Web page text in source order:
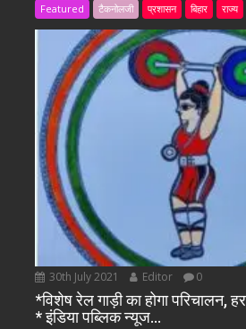
Featured टैकनोलजी प्रशासन बिहार राज्य
30th July 2021 Editor 0
*विशेष रेल गाड़ी का होगा परिचालन,
* इंडिया पब्लिक न्यूज…